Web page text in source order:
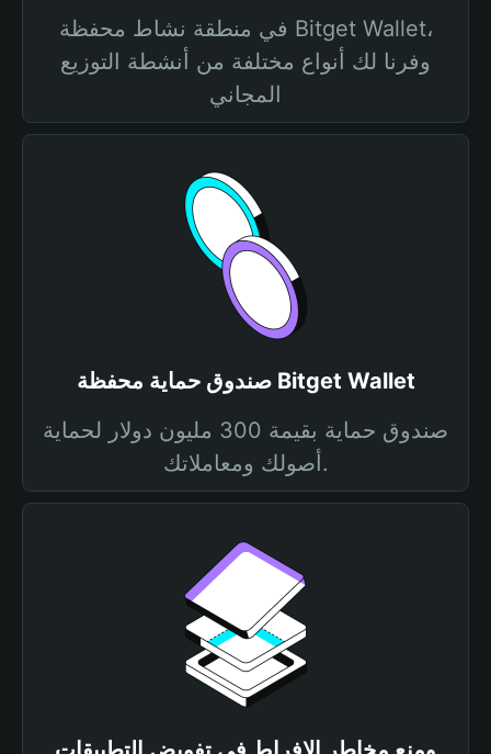
في منطقة نشاط محفظة Bitget Wallet،
وفرنا لك أنواع مختلفة من أنشطة التوزيع
المجاني
صندوق حماية محفظة Bitget Wallet
صندوق حماية بقيمة 300 مليون دولار لحماية
أصولك ومعاملاتك.